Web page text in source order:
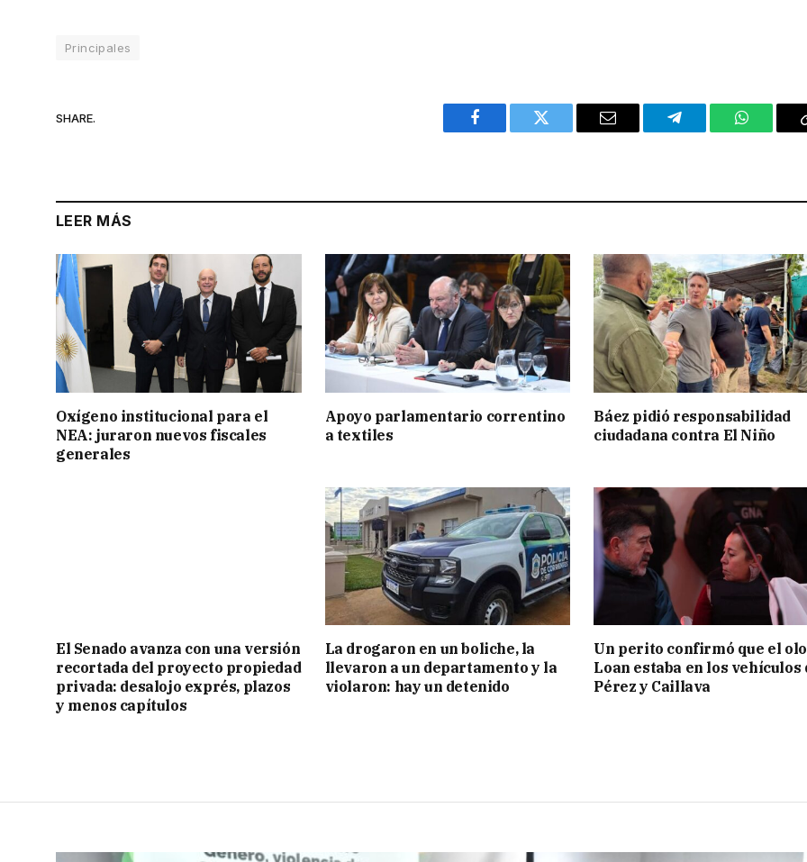
Principales
SHARE.
Facebook Twitter Email Telegram
LEER MÁS
Oxígeno institucional para el
NEA: juraron nuevos fiscales
generales
Apoyo parlamentario correntino
a textiles
Báez pidió responsabilidad
ciudadana contra El Niño
El Senado avanza con una versión
recortada del proyecto propiedad
privada: desalojo exprés, plazos
y menos capítulos
La drogaron en un boliche, la
llevaron a un departamento y la
violaron: hay un detenido
Un perito confirmó que el
Loan estaba en los vehículos
Pérez y Caillava